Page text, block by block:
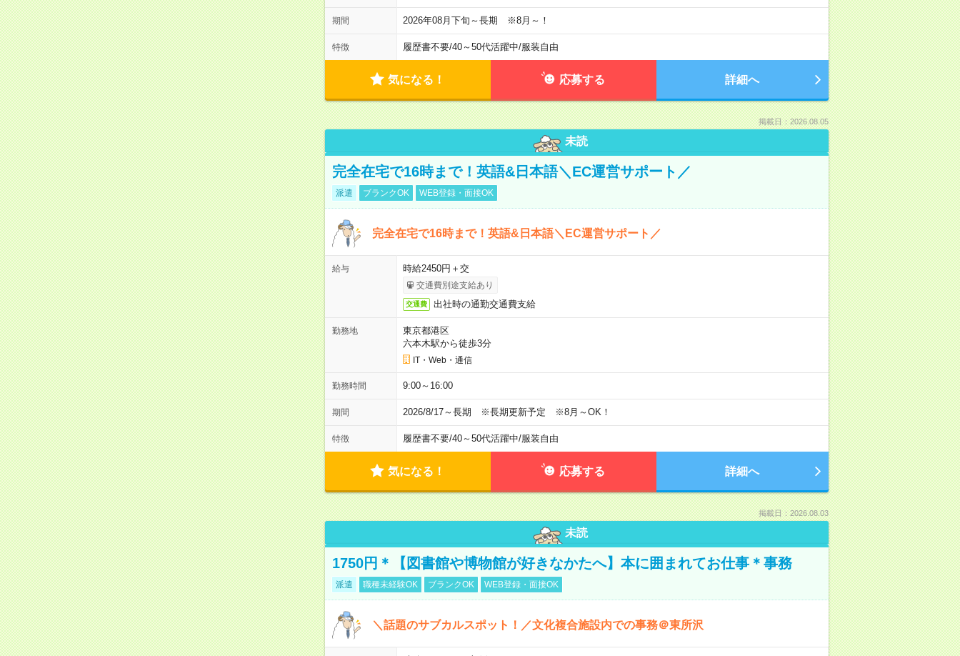
期間 2026年08月下旬～長期 ※8月～！
特徴 履歴書不要/40～50代活躍中/服装自由
気になる！ 応募する 詳細へ
掲載日：2026.08.05
未読
完全在宅で16時まで！英語&日本語＼EC運営サポート／
派遣 ブランクOK WEB登録・面接OK
完全在宅で16時まで！英語&日本語＼EC運営サポート／
給与 時給2450円＋交
交通費別途支給あり
交通費 出社時の通勤交通費支給
勤務地
東京都港区
六本木駅から徒歩3分
IT・Web・通信
勤務時間 9:00～16:00
期間 2026/8/17～長期 ※長期更新予定 ※8月～OK！
特徴 履歴書不要/40～50代活躍中/服装自由
気になる！ 応募する 詳細へ
掲載日：2026.08.03
未読
1750円＊【図書館や博物館が好きなかたへ】本に囲まれてお仕事＊事務
派遣 職種未経験OK ブランクOK WEB登録・面接OK
＼話題のサブカルスポット！／文化複合施設内での事務＠東所沢